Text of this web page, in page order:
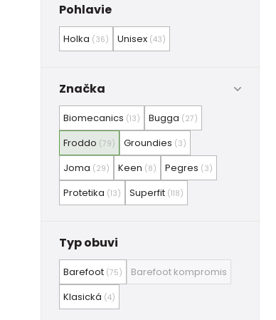
Pohlavie
Holka (36) Unisex (43)
Značka
Biomecanics (13) Bugga (27)
Froddo (79) Groundies (3)
Joma (29) Keen (8) Pegres (3)
Protetika (13) Superfit (118)
Typ obuvi
Barefoot (75)
Barefoot kompromis
Klasická (4)